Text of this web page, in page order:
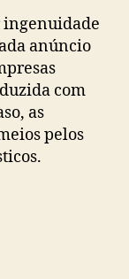
ingenuidade
anúncio
com
as
pelos